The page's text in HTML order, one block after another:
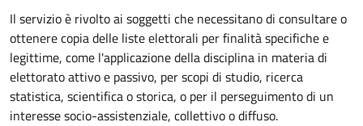
Il servizio è rivolto ai soggetti che necessitano di consultare o
ottenere copia delle liste elettorali per finalità specifiche e
legittime, come l'applicazione della disciplina in materia di
elettorato attivo e passivo, per scopi di studio, ricerca
statistica, scientifica o storica, o per il perseguimento di un
interesse socio-assistenziale, collettivo o diffuso.